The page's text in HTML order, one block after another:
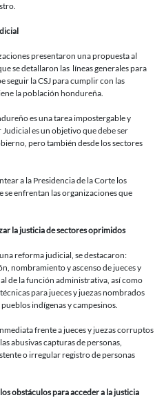
presentaron una propuesta al
se detallaron las líneas generales para
seguir la CSJ para cumplir con las
la población hondureña.
es una tarea impostergable y
es un objetivo que debe ser
pero también desde los sectores
a la Presidencia de la Corte los
se enfrentan las organizaciones que
la justicia de sectores oprimidos
reforma judicial, se destacaron:
nombramiento y ascenso de jueces y
de la función administrativa, así como
para jueces y juezas nombrados
indígenas y campesinos.
frente a jueces y juezas corruptos
abusivas capturas de personas,
o irregular registro de personas
obstáculos para acceder a la justicia